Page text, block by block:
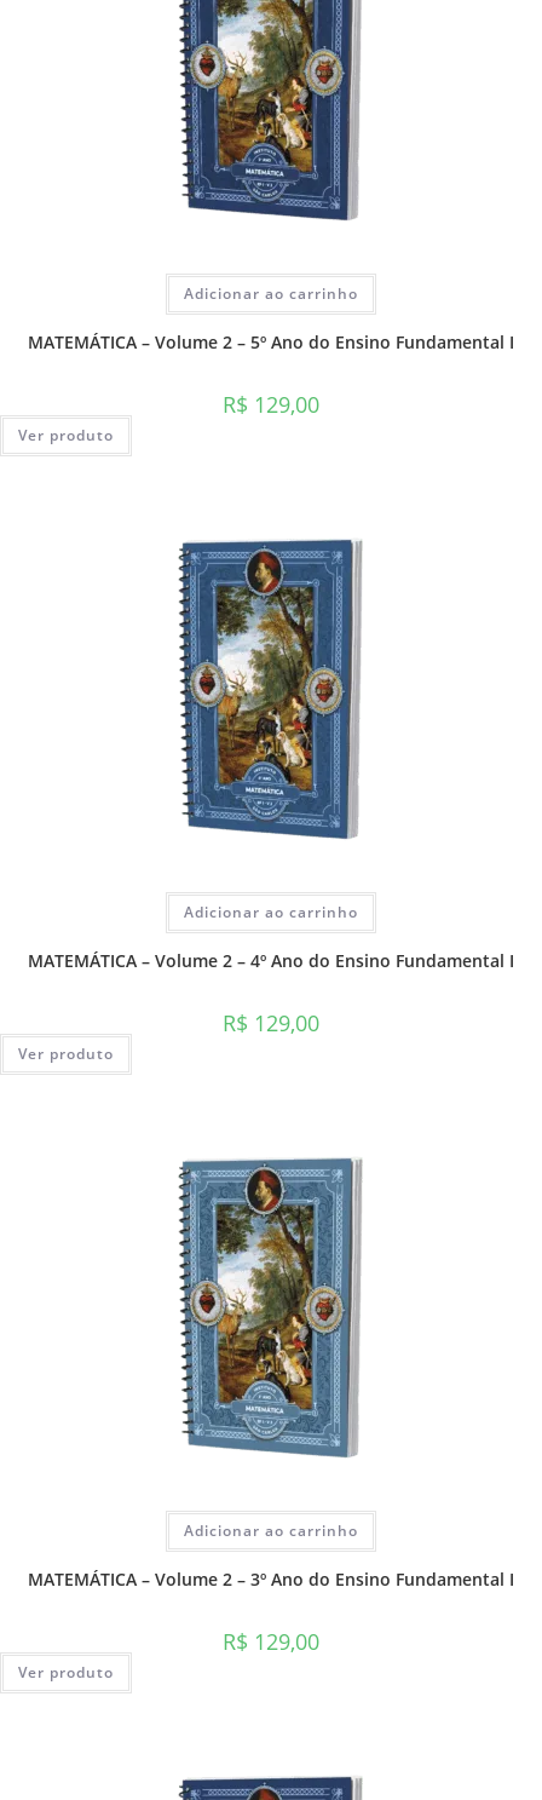
Adicionar ao carrinho
MATEMÁTICA – Volume 2 – 5º Ano do Ensino Fundamental I
R$ 129,00
Ver produto
Adicionar ao carrinho
MATEMÁTICA – Volume 2 – 4º Ano do Ensino Fundamental I
R$ 129,00
Ver produto
Adicionar ao carrinho
MATEMÁTICA – Volume 2 – 3º Ano do Ensino Fundamental I
R$ 129,00
Ver produto